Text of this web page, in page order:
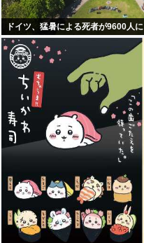
ドイツ、猛暑による死者が9600人に